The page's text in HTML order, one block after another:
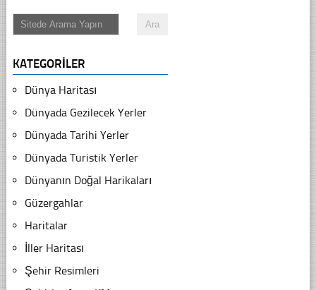
KATEGORILER
Dünya Haritası
Dünyada Gezilecek Yerler
Dünyada Tarihi Yerler
Dünyada Turistik Yerler
Dünyanın Doğal Harikaları
Güzergahlar
Haritalar
İller Haritası
Şehir Resimleri